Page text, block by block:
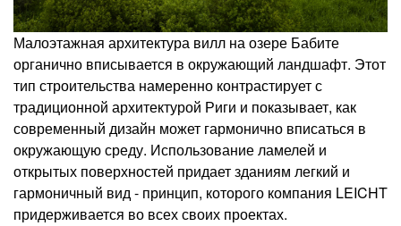
Малоэтажная архитектура вилл на озере Бабите
органично вписывается в окружающий ландшафт. Этот
тип строительства намеренно контрастирует с
традиционной архитектурой Риги и показывает, как
современный дизайн может гармонично вписаться в
окружающую среду. Использование ламелей и
открытых поверхностей придает зданиям легкий и
гармоничный вид - принцип, которого компания LEICHT
придерживается во всех своих проектах.